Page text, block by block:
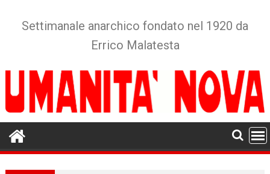
Settimanale anarchico fondato nel 1920 da
Errico Malatesta